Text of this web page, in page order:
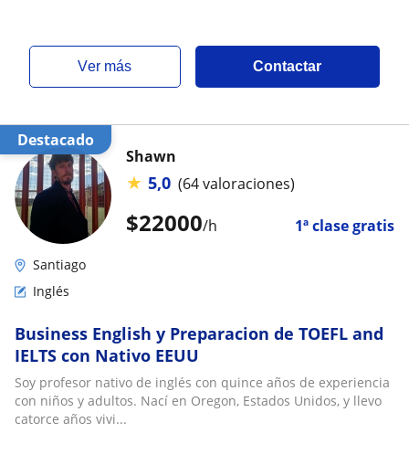
ver más Contactar
Destacado
$22000/h 1ª clase gratis
Shawn
★ 5,0 (64 valoraciones)
Santiago
Inglés
Business English y Preparacion de TOEFL and
IELTS con Nativo EEUU
Soy profesor nativo de inglés con quince años de experiencia
con niños y adultos. Nací en Oregon, Estados Unidos, y llevo
catorce años vivi...